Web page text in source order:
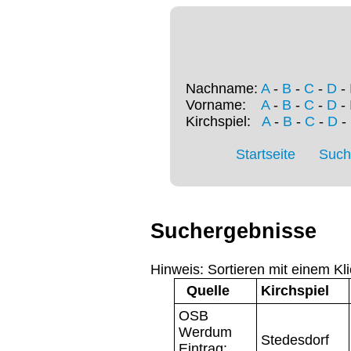
Nachname: A- B - C - D -
Vorname: A- B - C - D -
Kirchspiel: A- B - C - D-
Startseite
Suchergebnisse
Hinweis: Sortieren mit einem
Quelle
Kirchspiel
OSB
Werdum
Stedesdorf